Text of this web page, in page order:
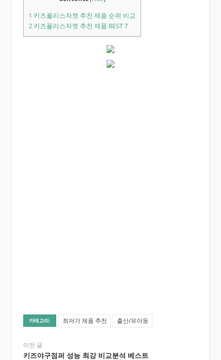
1 키즈플리스자켓 추천 제품 순위 비교
2키즈플리스자켓 추천 제품 BEST 7
카테고리: 최저가 제품 추천 출산/유아동
이전 글
키즈야구점퍼 성능 최강 비교분석 베스트